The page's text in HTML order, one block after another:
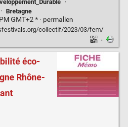
·
· Bretagne
GMT+2 * · permalien
collectif/2023/03/fem/
·
éco-
Rhône-